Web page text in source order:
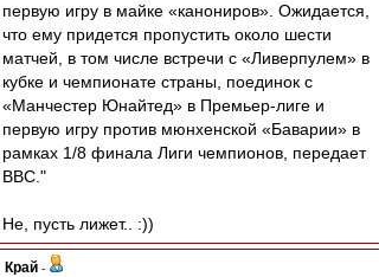
первую игру в майке «канониров». Ожидается,
что ему придется пропустить около шести
матчей, в том числе встречи с «Ливерпулем» в
кубке и чемпионате страны, поединок с
«Манчестер Юнайтед» в Премьер-лиге и
первую игру против мюнхенской «Баварии» в
рамках 1/8 финала Лиги чемпионов, передает
ВВС."
Не, пусть лижет.. :))
Край -